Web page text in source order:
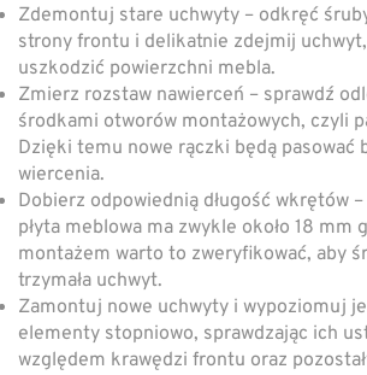
Zdemontuj stare uchwyty – odkręć
strony frontu i delikatnie zdejmij
uszkodzić powierzchni mebla.
Zmierz rozstaw nawierceń – sprawdź
środkami otworów montażowych, czyli
Dzięki temu nowe rączki będą pasować
wiercenia.
Dobierz odpowiednią długość wkrętów
płyta meblowa ma zwykle około 18 mm
montażem warto to zweryfikować, aby
trzymała uchwyt.
Zamontuj nowe uchwyty i wypoziomuj
elementy stopniowo, sprawdzając ich
względem krawędzi frontu oraz